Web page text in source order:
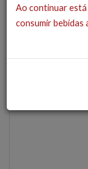
Ao continuar está
consumir bebidas